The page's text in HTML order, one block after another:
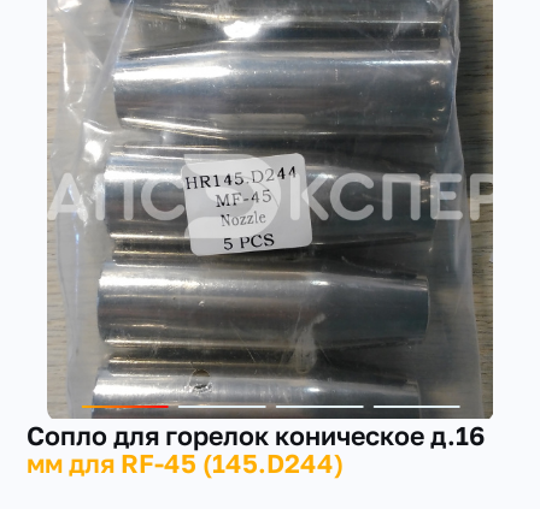
+7(351) 223-98-74
заказать звонок
Сопло для горелок коническое д.16
мм для RF-45 (145.D244)